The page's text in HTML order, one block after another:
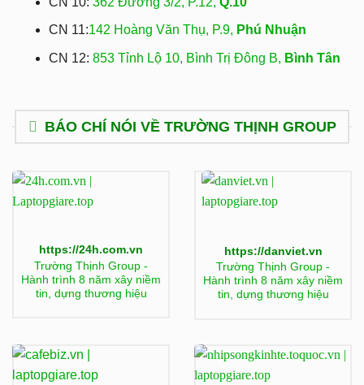
CN 11:142 Hoàng Văn Thụ, P.9, Phú Nhuận
CN 12: 853 Tỉnh Lộ 10, Bình Trị Đông B, Bình Tân
BÁO CHÍ NÓI VỀ TRƯỜNG THỊNH GROUP
https://24h.com.vn
Trường Thịnh Group -
Hành trình 8 năm xây niềm
tin, dựng thương hiệu
https://danviet.vn
Trường Thịnh Group -
Hành trình 8 năm xây niềm
tin, dựng thương hiệu